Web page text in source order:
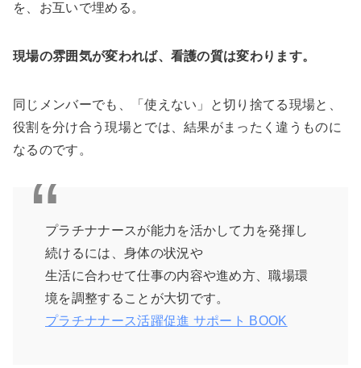
を、お互いで埋める。
現場の雰囲気が変われば、看護の質は変わります。
同じメンバーでも、「使えない」と切り捨てる現場と、
役割を分け合う現場とでは、結果がまったく違うものに
なるのです。
プラチナナースが能力を活かして力を発揮し
続けるには、身体の状況や
生活に合わせて仕事の内容や進め方、職場環
境を調整することが大切です。
プラチナナース活躍促進 サポート BOOK